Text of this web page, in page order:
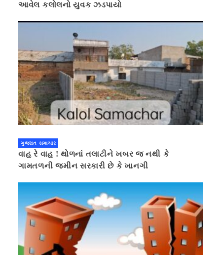
આવેલ કલોલનો યુવક ઝડપાયો
ગુજરાત સમાચાર
વાહ રે વાહ ! થોળનાં તલાટીને ખબર જ નથી કે
ગામતળની જમીન સરકારી છે કે ખાનગી